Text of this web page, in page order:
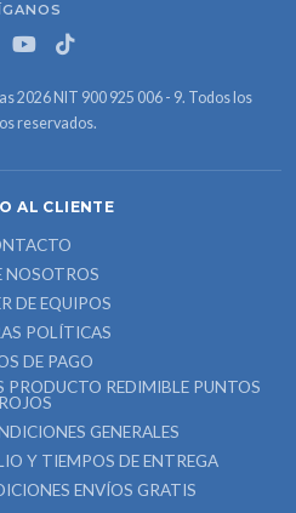
2026 NIT 900 925 006 - 9. Todos los
reservados.
AL CLIENTE
NOSOTROS
DE EQUIPOS
POLÍTICAS
DE PAGO
PRODUCTO REDIMIBLE PUNTOS
ROJOS
GENERALES
Y TIEMPOS DE ENTREGA
ENVÍOS GRATIS